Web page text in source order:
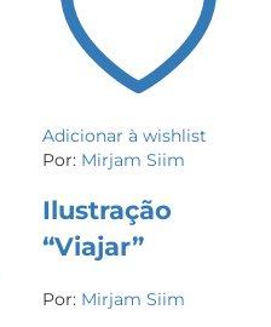
Adicionar à wishlist
Por: Mirjam Siim
Ilustração
“Viajar”
Por: Mirjam Siim